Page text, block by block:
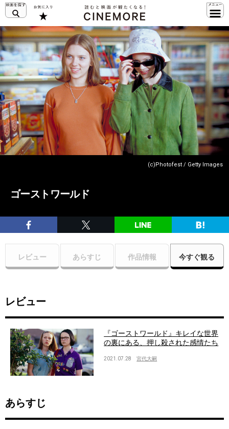
(c)Photofest / Getty Images
ゴーストワールド
レビュー あらすじ 作品情報 今すぐ観る
レビュー
『ゴーストワールド』キレイな世界
の裏にある、押し殺された感情たち
2021.07.28 宮代大嗣
あらすじ